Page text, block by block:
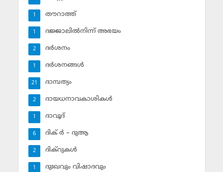
തൗറാത്ത്
1
ദജ്ജാലില്‍നിന്ന് അഭയം
1
ദര്‍ശനം
2
ദര്‍ശനങ്ങള്‍
1
ദാമ്പത്യം
21
ദായധനാവകാശികള്‍
2
ദാവൂദ്‌
1
ദിക് ര്‍ – ദുആ
6
ദിക്‌റുകള്‍
2
ദുഃഖവും വിഷാദവും
1